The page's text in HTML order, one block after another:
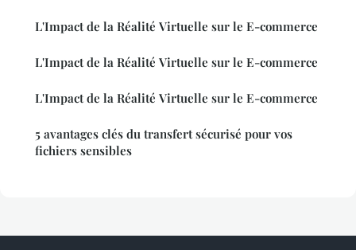
L'Impact de la Réalité Virtuelle sur le E-commerce
L'Impact de la Réalité Virtuelle sur le E-commerce
L'Impact de la Réalité Virtuelle sur le E-commerce
5 avantages clés du transfert sécurisé pour vos
fichiers sensibles